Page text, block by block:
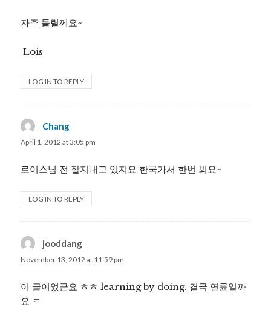
자주 들릴께요~
Lois
LOG IN TO REPLY
Chang
April 1, 2012 at 3:05 pm
로이스님 전 잘지내고 있지요 한국가서 한번 뵈요~
LOG IN TO REPLY
jooddang
November 13, 2012 at 11:59 pm
이 글이었군요 ㅎㅎ learning by doing. 결국 연륜일까
요 ㅋ